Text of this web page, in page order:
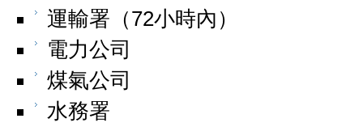
運輸署（72小時內）
電力公司
煤氣公司
水務署